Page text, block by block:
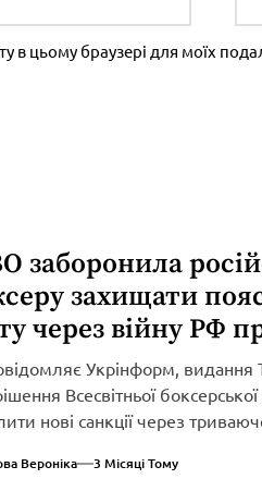
в цьому браузері для моїх
заборонила
захищати
через війну РФ
Укрінформ, видання
Всесвітньої боксерської
нові санкції через
Вероніка 3 Місяці Тому